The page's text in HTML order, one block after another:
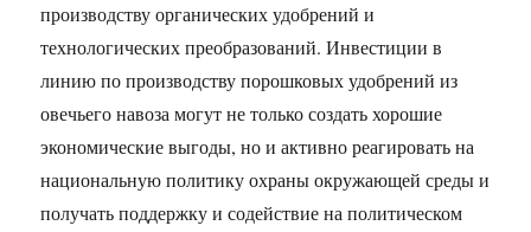
производству органических удобрений и
технологических преобразований. Инвестиции в
линию по производству порошковых удобрений из
овечьего навоза могут не только создать хорошие
экономические выгоды, но и активно реагировать на
национальную политику охраны окружающей среды и
получать поддержку и содействие на политическом